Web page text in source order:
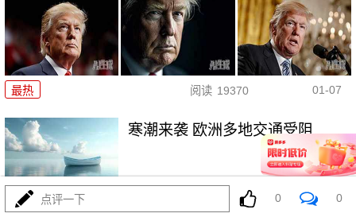
最热 阅读 19370 01-07
寒潮来袭 欧洲多地交通受阻
最热 26486
点评一下 0 0